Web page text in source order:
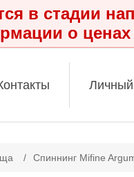
в стадии
о ценах
Личный
/ Спиннинг Mifine